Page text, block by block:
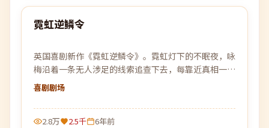
最新
霓虹逆鳞令
英国喜剧新作《霓虹逆鳞令》。霓虹灯下的不眠夜，咏
梅沿着一条无人涉足的线索追查下去，每靠近真相一
步，黑暗就更加贴近。
喜剧剧场
2.8万 2.5千 6年前